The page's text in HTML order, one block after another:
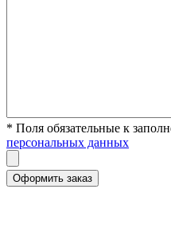
* Поля обязательные к
персональных данных